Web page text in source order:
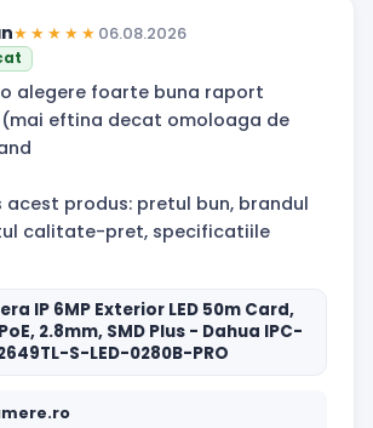
★★★★★ 06.08.2026
alegere foarte buna raport
eftina decat omoloaga de
acest produs: pretul bun, brandul
calitate-pret, specificatiile
IP 6MP Exterior LED 50m Card,
2.8mm, SMD Plus - Dahua IPC-
S-LED-0280B-PRO